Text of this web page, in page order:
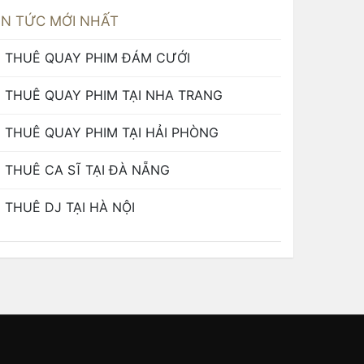
TỨC MỚI NHẤT
THUÊ QUAY PHIM ĐÁM CƯỚI
THUÊ QUAY PHIM TẠI NHA TRANG
THUÊ QUAY PHIM TẠI HẢI PHÒNG
THUÊ CA SĨ TẠI ĐÀ NẴNG
THUÊ DJ TẠI HÀ NỘI